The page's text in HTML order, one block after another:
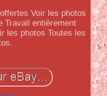
Voir les photos
Travail entièrement
les photos Toutes les